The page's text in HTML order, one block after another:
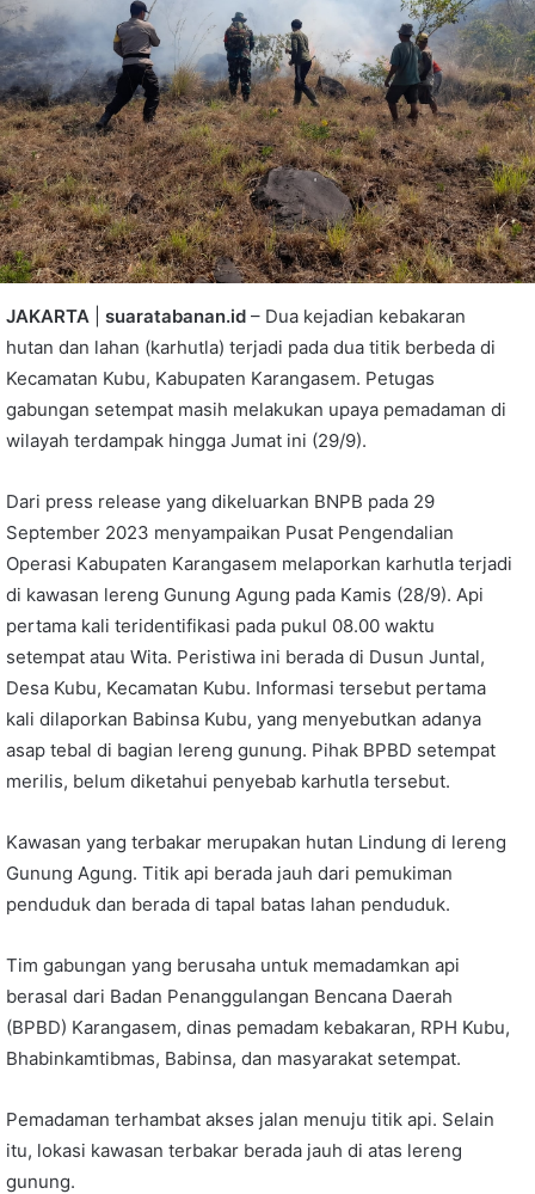
JAKARTA suaratabanan.id – Dua kejadian kebakaran
hutan dan lahan (karhutla) terjadi pada dua titik berbeda di
Kecamatan Kubu, Kabupaten Karangasem. Petugas
gabungan setempat masih melakukan upaya pemadaman di
wilayah terdampak hingga Jumat ini (29/9).
Dari press release yang dikeluarkan BNPB pada 29
September 2023 menyampaikan Pusat Pengendalian
Operasi Kabupaten Karangasem melaporkan karhutla terjadi
di kawasan lereng Gunung Agung pada Kamis (28/9). Api
pertama kali teridentifikasi pada pukul 08.00 waktu
setempat atau Wita. Peristiwa ini berada di Dusun Juntal,
Desa Kubu, Kecamatan Kubu. Informasi tersebut pertama
kali dilaporkan Babinsa Kubu, yang menyebutkan adanya
asap tebal di bagian lereng gunung. Pihak BPBD setempat
merilis, belum diketahui penyebab karhutla tersebut.
Kawasan yang terbakar merupakan hutan Lindung di lereng
Gunung Agung. Titik api berada jauh dari pemukiman
penduduk dan berada di tapal batas lahan penduduk.
Tim gabungan yang berusaha untuk memadamkan api
berasal dari Badan Penanggulangan Bencana Daerah
(BPBD) Karangasem, dinas pemadam kebakaran, RPH Kubu,
Bhabinkamtibmas, Babinsa, dan masyarakat setempat.
Pemadaman terhambat akses jalan menuju titik api. Selain
itu, lokasi kawasan terbakar berada jauh di atas lereng
gunung.